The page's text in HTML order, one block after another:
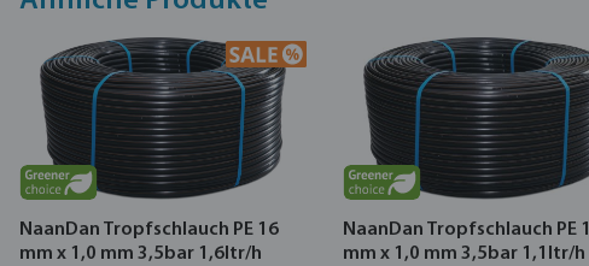
Tropflinien mit flachen und runden Drippern in dicken oder dünnen
NaanDan Tropfschlauch PE 16
mm x 1,0 mm 3,5bar 1,6ltr/h
NaanDan Tropfschlauch PE
mm x 1,0 mm 3,5bar 1,1ltr/h